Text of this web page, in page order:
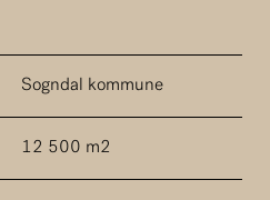
Sogndal kommune
12 500 m2